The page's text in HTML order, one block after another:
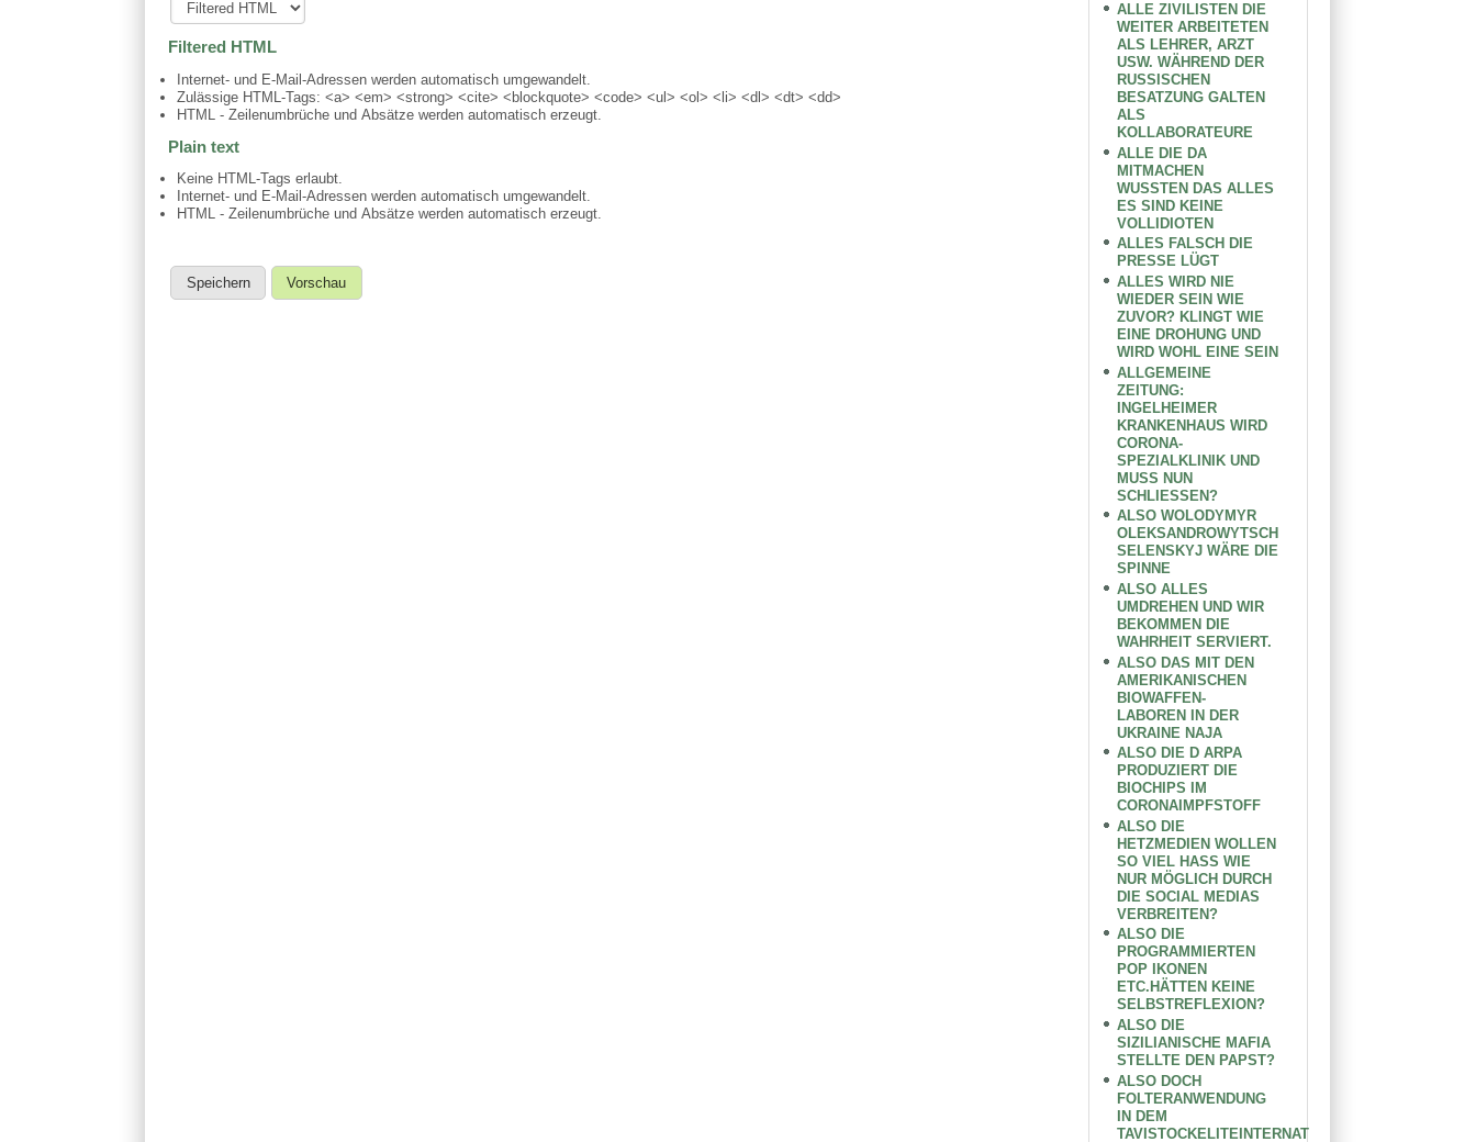
Filtered HTML
Internet- und E-Mail-Adressen werden automatisch umgewandelt.
Zulässige HTML-Tags: <a> <em> <strong> <cite> <blockquote> <code> <ul> <ol> <li> <dl> <dt> <dd>
HTML - Zeilenumbrüche und Absätze werden automatisch erzeugt.
Plain text
Keine HTML-Tags erlaubt.
Internet- und E-Mail-Adressen werden automatisch umgewandelt.
HTML - Zeilenumbrüche und Absätze werden automatisch erzeugt.
ALLE ZIVILISTEN DIE
WEITER ARBEITETEN
ALS LEHRER, ARZT
USW. WÄHREND DER
RUSSISCHEN
BESATZUNG GALTEN
ALS
KOLLABORATEURE
ALLE DIE DA
MITMACHEN
WUSSTEN DAS ALLES
ES SIND KEINE
VOLLIDIOTEN
ALLES FALSCH DIE
PRESSE LÜGT
ALLES WIRD NIE
WIEDER SEIN WIE
ZUVOR? KLINGT WIE
EINE DROHUNG UND
WIRD WOHL EINE SEIN
ALLGEMEINE
ZEITUNG:
INGELHEIMER
KRANKENHAUS WIRD
CORONA-
SPEZIALKLINIK UND
MUSS NUN
SCHLIESSEN?
ALSO WOLODYMYR
OLEKSANDROWYTSCH
SELENSKYJ WÄRE DIE
SPINNE
ALSO ALLES
UMDREHEN UND WIR
BEKOMMEN DIE
WAHRHEIT SERVIERT.
ALSO DAS MIT DEN
AMERIKANISCHEN
BIOWAFFEN-
LABOREN IN DER
UKRAINE NAJA
ALSO DIE D ARPA
PRODUZIERT DIE
BIOCHIPS IM
CORONAIMPFSTOFF
ALSO DIE
HETZMEDIEN WOLLEN
SO VIEL HASS WIE
NUR MÖGLICH DURCH
DIE SOCIAL MEDIAS
VERBREITEN?
ALSO DIE
PROGRAMMIERTEN
POP IKONEN
ETC.HÄTTEN KEINE
SELBSTREFLEXION?
ALSO DIE
SIZILIANISCHE MAFIA
STELLTE DEN PAPST?
ALSO DOCH
FOLTERANWENDUNG
IN DEM
TAVISTOCKELITEINTERNAT